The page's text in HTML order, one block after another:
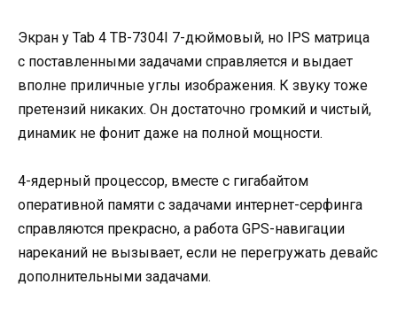
Экран у Tab 4 TB-7304I 7-дюймовый, но IPS матрица
с поставленными задачами справляется и выдает
вполне приличные углы изображения. К звуку тоже
претензий никаких. Он достаточно громкий и чистый,
динамик не фонит даже на полной мощности.
4-ядерный процессор, вместе с гигабайтом
оперативной памяти с задачами интернет-серфинга
справляются прекрасно, а работа GPS-навигации
нареканий не вызывает, если не перегружать девайс
дополнительными задачами.